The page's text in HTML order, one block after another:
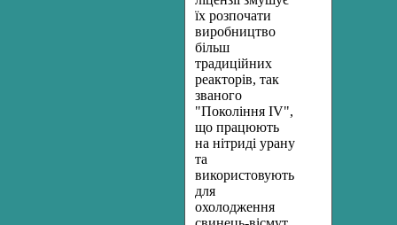
їх розпочати
виробництво
більш
традиційних
реакторів, так
званого
"Покоління IV",
що працюють
на нітриді урану
та
використовують
для
охолодження